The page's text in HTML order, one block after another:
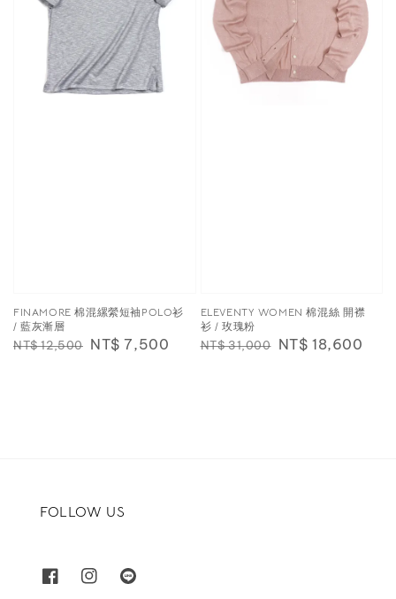
FINAMORE 棉混縲縈短袖POLO衫
/ 藍灰漸層
Regular
NT$ 12,500 Sale
NT$ 7,500
ELEVENTY WOMEN 棉混絲 開襟
衫 / 玫瑰粉
Regular
NT$ 31,000 Sale
NT$ 18,600
FOLLOW US